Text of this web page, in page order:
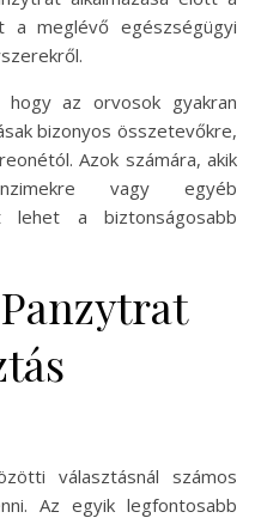
a meglévő egészségügyi
hogy az orvosok gyakran
bizonyos összetevőkre,
Azok számára, akik
vagy egyéb
lehet a biztonságosabb
választásnál számos
Az egyik legfontosabb